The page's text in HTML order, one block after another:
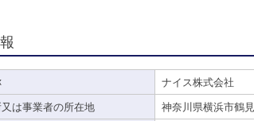
ナイス株式会社
は事業者の所在地 神奈川県横浜市鶴